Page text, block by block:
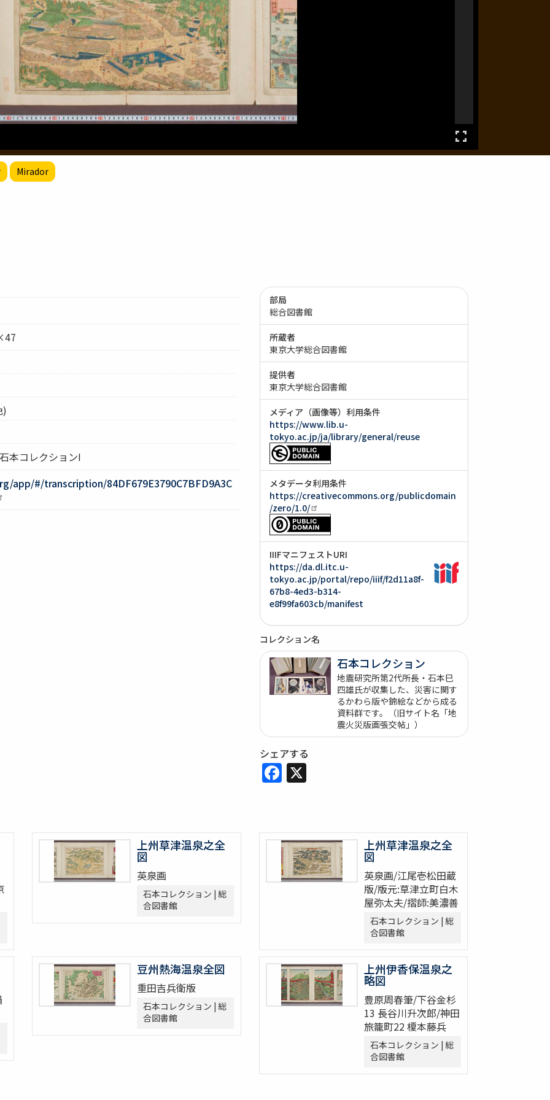
Mirador
)
本コレクションI
app/#/transcription/84DF679E3790C7BFD9A3C
部局
総合図書館
所蔵者
東京大学総合図書館
提供者
東京大学総合図書館
メディア（画像等）利用条件
https://www.lib.u-
tokyo.ac.jp/ja/library/general/reuse
メタデータ利用条件
https://creativecommons.org/publicdomain
/zero/1.0/
IIIFマニフェストURI
https://da.dl.itc.u-
tokyo.ac.jp/portal/repo/iiif/f2d11a8f-
67b8-4ed3-b314-
e8f99fa603cb/manifest
コレクション名
石本コレクション
地震研究所第2代所長・石本巳
四雄氏が収集した、災害に関す
るかわら版や錦絵などから成る
資料群です。（旧サイト名「地
震火災版画張交帖」）
シェアする
Facebook
X
上州草津温泉之全
図
英泉画
石本コレクション | 総
合図書館
上州草津温泉之全
図
英泉画/江尾壱松田蔵
版/版元:草津立町白木
屋弥太夫/摺師:美濃善
石本コレクション | 総
合図書館
豆州熱海温泉全図
重田吉兵衛版
石本コレクション | 総
合図書館
上州伊香保温泉之
略図
豊原周春筆/下谷金杉
13 長谷川升次郎/神田
旅籠町22 榎本藤兵
石本コレクション | 総
合図書館